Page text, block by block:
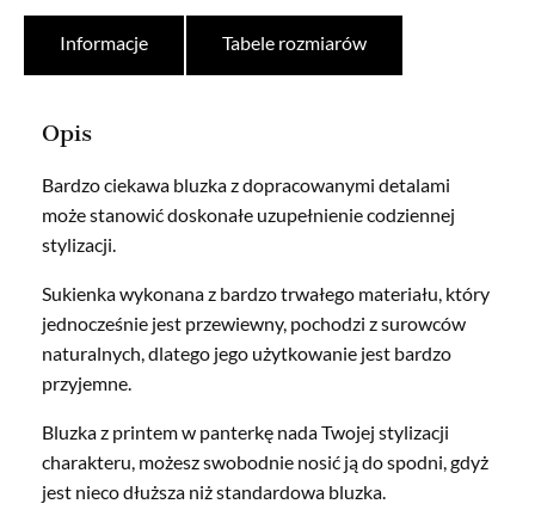
Informacje Tabele rozmiarów
Opis
Bardzo ciekawa bluzka z dopracowanymi detalami
może stanowić doskonałe uzupełnienie codziennej
stylizacji.
Sukienka wykonana z bardzo trwałego materiału, który
jednocześnie jest przewiewny, pochodzi z surowców
naturalnych, dlatego jego użytkowanie jest bardzo
przyjemne.
Bluzka z printem w panterkę nada Twojej stylizacji
charakteru, możesz swobodnie nosić ją do spodni, gdyż
jest nieco dłuższa niż standardowa bluzka.